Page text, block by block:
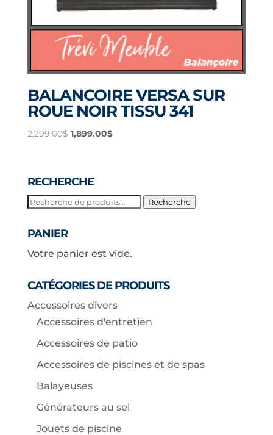
BALANCOIRE VERSA SUR
ROUE NOIR TISSU 341
2,299.00$ Le
était :
2,299.00$.
1,899.00$Le
RECHERCHE
Recherche
Recherche
PANIER
Votre panier est vide.
CATÉGORIES DE PRODUITS
Accessoires divers
Accessoires d'entretien
Accessoires de patio
Accessoires de piscines et de spas
Balayeuses
Générateurs au sel
Jouets de piscine